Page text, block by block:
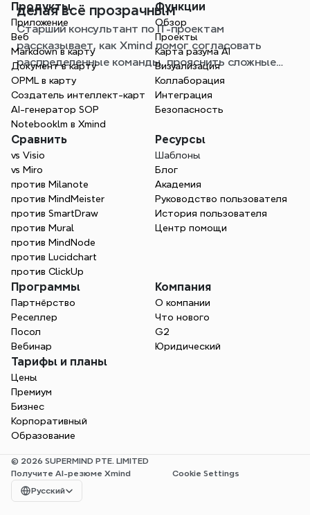
делая всё прозрачным
Старший консультант по IT-проектам
рассказывает, как Xmind помог согласовать
распределенные команды, прояснить сложные
требования и превратить путаницу в общее
понимание в критически важных проектах.
Продукты
Приложение
Веб
Markdown в карту
Документ в карту
OPML в карту
Создатель интеллект-карт
AI-генератор SOP
Notebooklm в Xmind
Функции
Обзор
Проекты
Карта разума AI
Визуализация
Коллаборация
Интеграция
Безопасность
Сравнить
vs Visio
vs Miro
против Milanote
против MindMeister
против SmartDraw
против Mural
против MindNode
против Lucidchart
против ClickUp
Ресурсы
Шаблоны
Блог
Академия
Руководство пользователя
История пользователя
Центр помощи
Программы
Партнёрство
Реселлер
Посол
Вебинар
Компания
О компании
Что нового
G2
Юридический
Тарифы и планы
Цены
Премиум
Бизнес
Корпоративный
Образование
© 2026 SUPERMIND PTE. LIMITED
Получите AI-резюме Xmind
Cookie Settings
Select Language
Русский